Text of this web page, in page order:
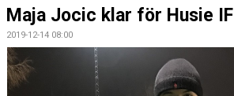
MATCHER
Maja Jocic klar för Husie IF
2019-12-14 08:00